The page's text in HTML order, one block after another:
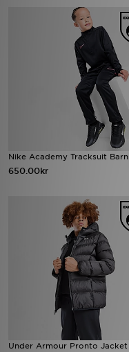
Nike Academy Tracksuit Barn
650.00kr
Under Armour Pronto Jacket